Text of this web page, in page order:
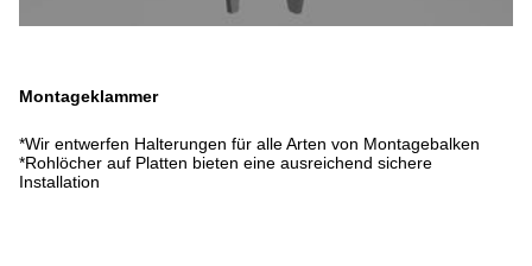
Montageklammer
*Wir entwerfen Halterungen für alle Arten von Montagebalken
*Rohlöcher auf Platten bieten eine ausreichend sichere
Installation